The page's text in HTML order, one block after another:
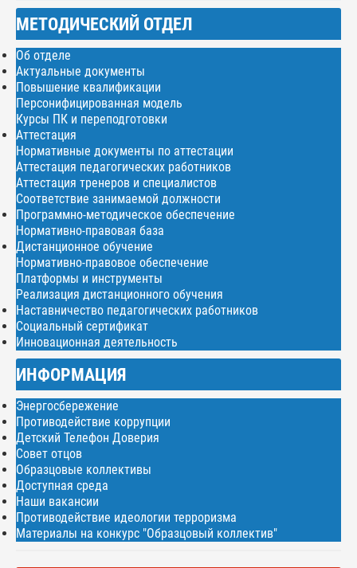
МЕТОДИЧЕСКИЙ ОТДЕЛ
Об отделе
Актуальные документы
Повышение квалификации
Персонифицированная модель
Курсы ПК и переподготовки
Аттестация
Нормативные документы по аттестации
Аттестация педагогических работников
Аттестация тренеров и специалистов
Соответствие занимаемой должности
Программно-методическое обеспечение
Нормативно-правовая база
Дистанционное обучение
Нормативно-правовое обеспечение
Платформы и инструменты
Реализация дистанционного обучения
Наставничество педагогических работников
Социальный сертификат
Инновационная деятельность
ИНФОРМАЦИЯ
Энергосбережение
Противодействие коррупции
Детский Телефон Доверия
Совет отцов
Образцовые коллективы
Доступная среда
Наши вакансии
Противодействие идеологии терроризма
Материалы на конкурс "Образцовый коллектив"